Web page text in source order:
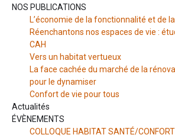
NOS PUBLICATIONS
L’économie de la fonctionnalité et de
Réenchantons nos espaces de vie :
CAH
Vers un habitat vertueux
La face cachée du marché de la
pour le dynamiser
Confort de vie pour tous
Actualités
ÉVÈNEMENTS
COLLOQUE HABITAT SANTÉ/CONFORT